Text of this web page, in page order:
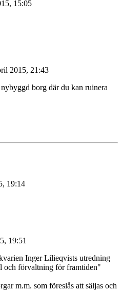
15:05
2015, 21:43
borg där du kan ruinera
19:14
19:51
Inger Lilieqvists utredning
och förvaltning för framtiden"
m.m. som föreslås att säljas och